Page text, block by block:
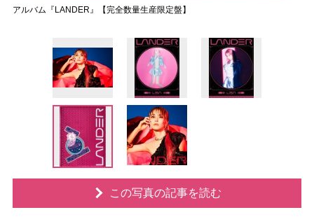
アルバム『LANDER』【完全数量生産限定盤】
この写真の記事を読む